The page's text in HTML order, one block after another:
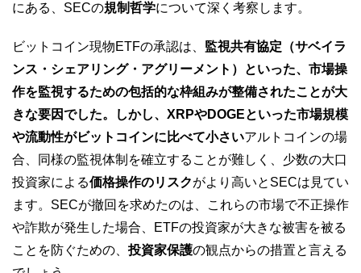
にある、SECの規制哲学について深く考察します。
ビットコイン現物ETFの承認は、 監視共有協定（サベイラ
ンス・シェアリング・アグリーメント）といった、市場操
作を監視するための包括的な枠組みが整備されたことが大
きな要因でした。しかし、XRPやDOGEといった市場規模
や流動性がビットコインに比べて小さいアルトコインの場
合、同様の監視体制を確立することが難しく、少数の大口
投資家による価格操作のリスクがより高いとSECは見てい
ます。SECが撤回を求めたのは、これらの市場で不正操作
や詐欺が発生した場合、ETFの投資家が大きな被害を被る
ことを防ぐための、 投資家保護の観点からの措置と言える